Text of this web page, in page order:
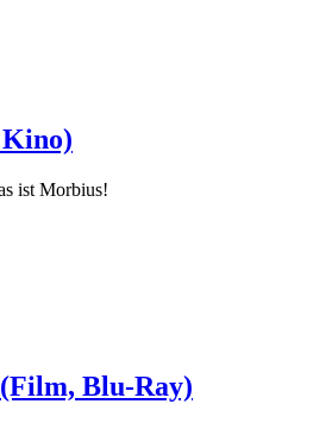
ist Morbius!
Blu-Ray)